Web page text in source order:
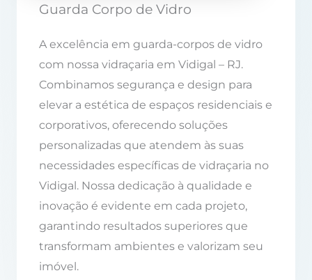
Guarda Corpo de Vidro
A excelência em guarda-corpos de vidro
com nossa vidraçaria em Vidigal – RJ.
Combinamos segurança e design para
elevar a estética de espaços residenciais e
corporativos, oferecendo soluções
personalizadas que atendem às suas
necessidades específicas de vidraçaria no
Vidigal. Nossa dedicação à qualidade e
inovação é evidente em cada projeto,
garantindo resultados superiores que
transformam ambientes e valorizam seu
imóvel.